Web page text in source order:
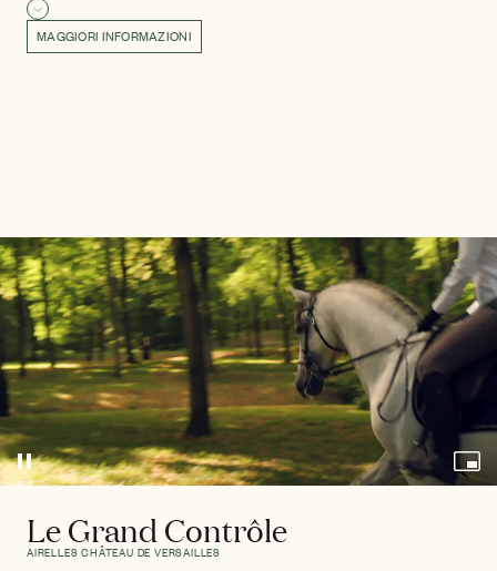
Leggi di più
MAGGIORI INFORMAZIONI
Le Grand Contrôle
AIRELLES CHÂTEAU DE VERSAILLES